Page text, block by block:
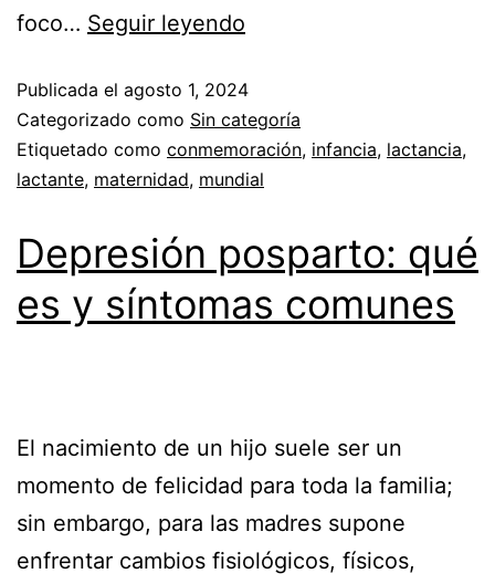
foco… Seguir leyendo
Publicada el agosto 1, 2024
Categorizado como Sin categoría
Etiquetado como conmemoración, infancia, lactancia,
lactante, maternidad, mundial
Depresión posparto: qué
es y síntomas comunes
El nacimiento de un hijo suele ser un
momento de felicidad para toda la familia;
sin embargo, para las madres supone
enfrentar cambios fisiológicos, físicos,